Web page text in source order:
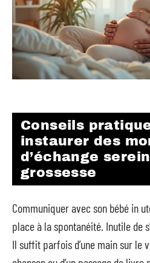
Conseils
instaurer des
d’échange
grossesse
Communiquer avec son bébé in
place à la spontanéité. Inutile de
Il suffit parfois d’une main sur le